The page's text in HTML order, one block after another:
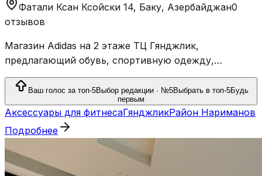
Фатали Ксан Ксойски 14, Баку, Азербайджан0
отзывов
Магазин Adidas на 2 этаже ТЦ Гянджлик,
предлагающий обувь, спортивную одежду,
тренировочную экипировку и аксессуары.
Ваш голос за топ-5Выбор редакции · №5Выбрать в топ-5Будь
первым
Аксессуары для фитнесаГянджликРайон Нариманов
Подробнее